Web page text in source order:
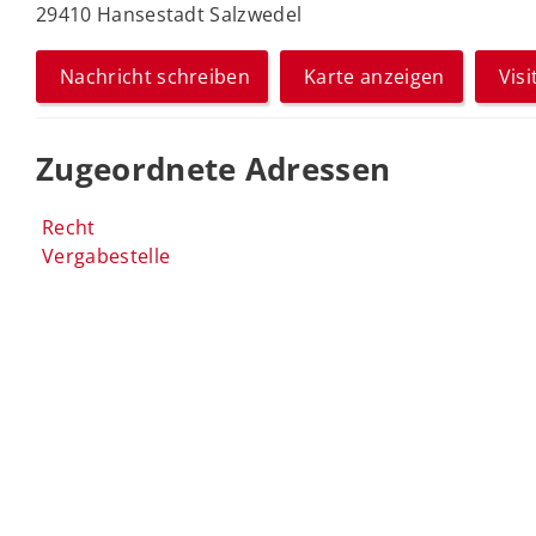
29410 Hansestadt Salzwedel
Nachricht schreiben Karte anzeigen
Zugeordnete Adressen
Recht
Vergabestelle